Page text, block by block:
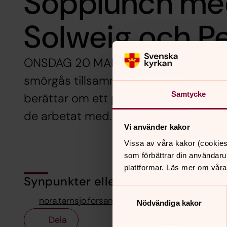
Samtycke
Vi använder kakor
Vissa av våra kakor
som förbättrar din
plattformar. Läs mer om
Nödvändiga kakor
Solweig och
ONSDAG 20 MARS 12.00 i
smörgås tillsammans och gästas av
berättar om ett projekt för
de arbetat med. Soppan lagas av
Synpunkter eller frågor på sidans
nora.tarnsjo.forsamling@svenskakyrkan.se
Dela